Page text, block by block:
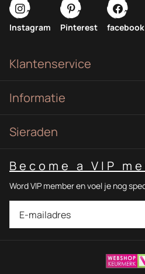
Klantenservice
Informatie
Sieraden
Become a VIP
Word VIP member en voel je nog
Instagram Pinterest facebook